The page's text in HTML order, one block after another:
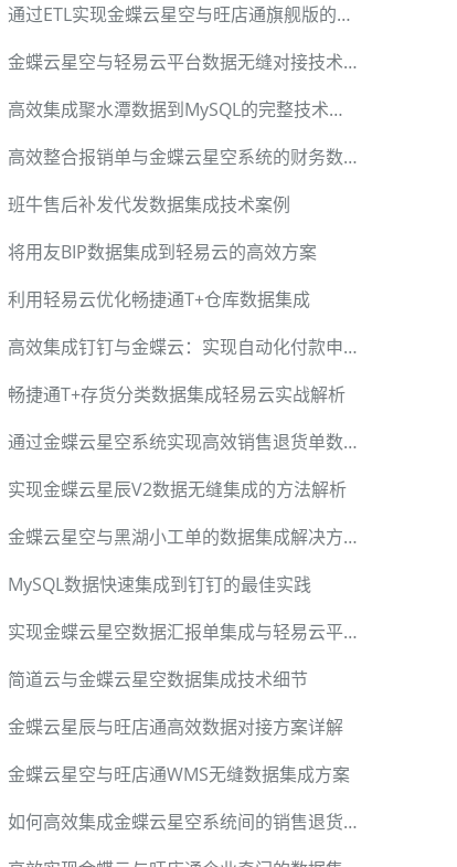
通过ETL实现金蝶云星空与旺店通旗舰版的数据集成
金蝶云星空与轻易云平台数据无缝对接技术详解
高效集成聚水潭数据到MySQL的完整技术方案
高效整合报销单与金蝶云星空系统的财务数据集成方案
班牛售后补发代发数据集成技术案例
将用友BIP数据集成到轻易云的高效方案
利用轻易云优化畅捷通T+仓库数据集成
高效集成钉钉与金蝶云：实现自动化付款申请处理
畅捷通T+存货分类数据集成轻易云实战解析
通过金蝶云星空系统实现高效销售退货单数据集成
实现金蝶云星辰V2数据无缝集成的方法解析
金蝶云星空与黑湖小工单的数据集成解决方案
MySQL数据快速集成到钉钉的最佳实践
实现金蝶云星空数据汇报单集成与轻易云平台的数据迁移
简道云与金蝶云星空数据集成技术细节
金蝶云星辰与旺店通高效数据对接方案详解
金蝶云星空与旺店通WMS无缝数据集成方案
如何高效集成金蝶云星空系统间的销售退货单数据